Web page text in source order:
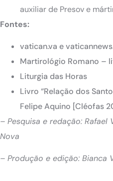
auxiliar de Presov e
Fontes:
vatican.va e
Martirológio Romano –
Liturgia das Horas
Livro “Relação dos
Felipe Aquino [Cléofas
– Pesquisa e redação:
Nova
– Produção e edição: Bianca